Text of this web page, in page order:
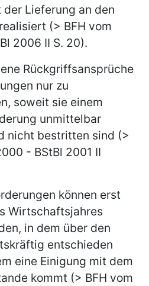
Lieferung an den
(> BFH vom
2006 II S. 20).
Rückgriffsansprüche
nur zu
soweit sie einem
unmittelbar
nicht bestritten sind (>
- BStBl 2001 II
können erst
Wirtschaftsjahres
in dem über den
entschieden
eine Einigung mit dem
kommt (> BFH vom